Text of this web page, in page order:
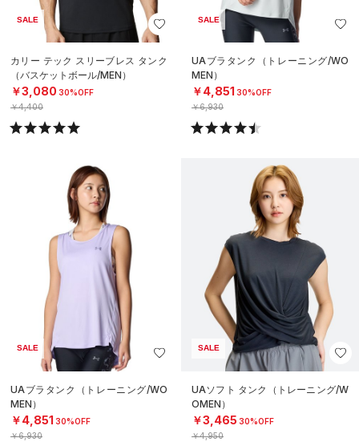
SALE
カリー テック スリーブレス タンク
（バスケットボール/MEN）
￥3,080 30%OFF
￥4,400
SALE
UAブラタンク（トレーニング/WO
MEN）
￥4,851 30%OFF
￥6,930
SALE
UAブラタンク（トレーニング/WO
MEN）
￥4,851 30%OFF
￥6,930
SALE
UAソフト タンク（トレーニング/W
OMEN）
￥3,465 30%OFF
￥4,950